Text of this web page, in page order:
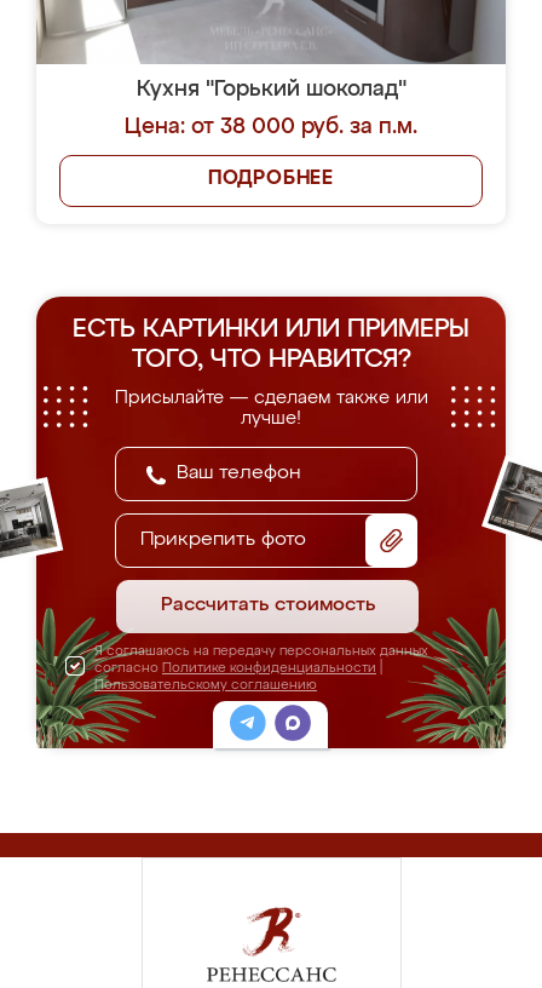
Кухня "Горький шоколад"
Цена: от 38 000 руб. за п.м.
ПОДРОБНЕЕ
ЕСТЬ КАРТИНКИ ИЛИ ПРИМЕРЫ
ТОГО, ЧТО НРАВИТСЯ?
Присылайте — сделаем также или
лучше!
Прикрепить фото
Рассчитать стоимость
Я соглашаюсь на передачу персональных данных
согласно Политике конфиденциальности
Пользовательскому соглашению